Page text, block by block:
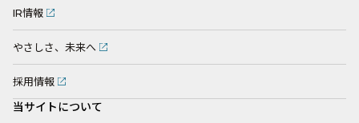
IR情報
やさしさ、未来へ
採用情報
当サイトについて